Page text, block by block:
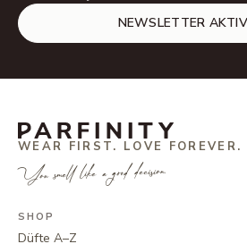
NEWSLETTER
WEAR FIRST. LOVE FOREVER.
You smell like a good decision.
SHOP
Düfte A–Z